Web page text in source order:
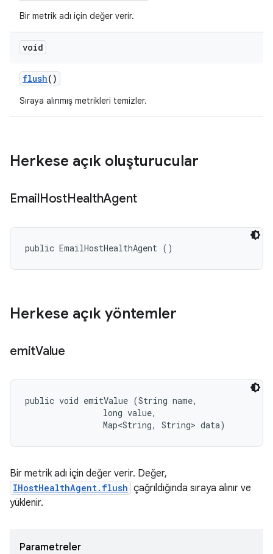
Bir metrik adı için değer verir.
void
flush()
Sıraya alınmış metrikleri temizler.
Herkese açık oluşturucular
EmailHostHealthAgent
public EmailHostHealthAgent ()
Herkese açık yöntemler
emitValue
public void emitValue (String name,
                long value,
                Map<String, String> data)
Bir metrik adı için değer verir. Değer,
IHostHealthAgent.flush çağrıldığında sıraya alınır ve
yüklenir.
Parametreler